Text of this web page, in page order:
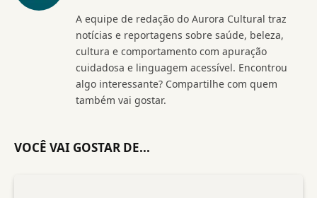
A equipe de redação do Aurora Cultural traz
notícias e reportagens sobre saúde, beleza,
cultura e comportamento com apuração
cuidadosa e linguagem acessível. Encontrou
algo interessante? Compartilhe com quem
também vai gostar.
VOCÊ VAI GOSTAR DE...